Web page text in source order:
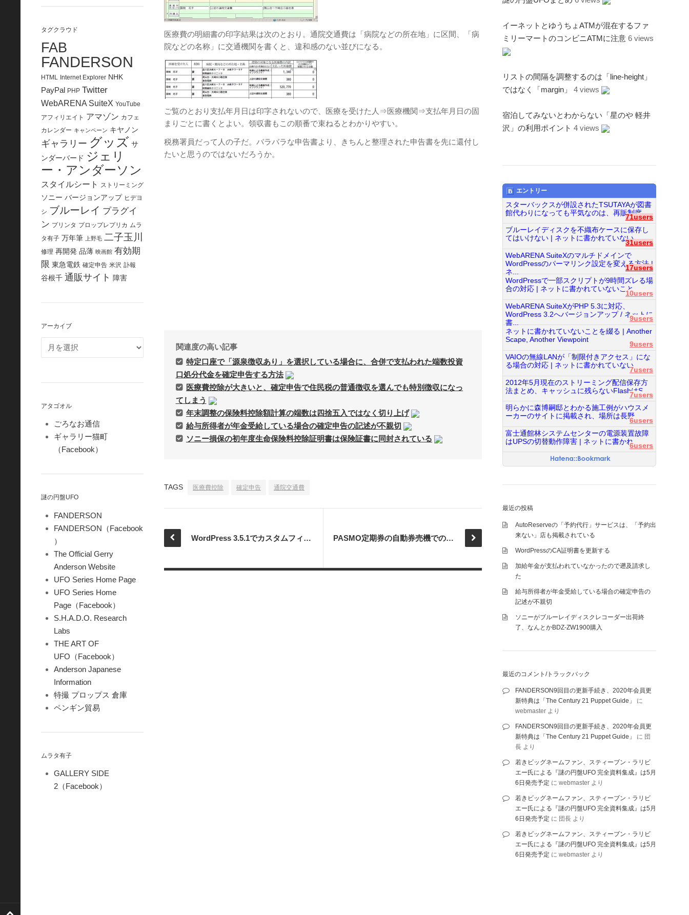
タグクラウド
FAB
FANDERSON
HTML Internet Explorer NHK
PayPal PHP Twitter
WebARENA SuiteX YouTube
アフィリエイト アマゾン カフェ
カレンダー キャンペーン キヤノン
ギャラリー グッズ サ
ンダーバード ジェリ
ー・アンダーソン
スタイルシート ストリーミング
ソニー バージョンアップ ヒデヨ
シ ブルーレイ プラグイ
ン プリンタ プロップレプリカ ムラ
タ有子 万年筆 上野毛 二子玉川
修理 再開発 品薄 映画館 有効期
限 東急電鉄 確定申告 米沢 訃報
谷根千 通販サイト 障害
アーカイブ
アタゴオル
ごろなお通信
ギャラリー猫町
（Facebook）
謎の円盤UFO
FANDERSON
FANDERSON（Facebook
）
The Official Gerry
Anderson Website
UFO Series Home Page
UFO Series Home
Page（Facebook）
S.H.A.D.O. Research
Labs
THE ART OF
UFO（Facebook）
Anderson Japanese
Information
特撮 プロップス 倉庫
ペンギン貿易
ムラタ有子
GALLERY SIDE
2（Facebook）
医療費の明細書の印字結果は次のとおり。通院交通費は「病院などの所在地」に区間、「病
院などの名称」に交通機関を書くと、違和感のない並びになる。
ご覧のとおり支払年月日は印字されないので、医療を受けた人⇒医療機関⇒支払年月日の固
まりごとに書くとよい。領収書もこの順番で束ねるとわかりやすい。
税務署員だって人の子だ。バラバラな申告書より、きちんと整理された申告書を先に還付し
たいと思うのではないだろうか。
関連度の高い記事
特定口座で「源泉徴収あり」を選択している場合に、合併で支払われた端数投資
口処分代金を確定申告する方法
医療費控除が大きいと、確定申告で住民税の普通徴収を選んでも特別徴収になっ
てしまう
年末調整の保険料控除額計算の端数は四捨五入ではなく切り上げ
給与所得者が年金受給している場合の確定申告の記述が不親切
ソニー損保の初年度生命保険料控除証明書は保険証書に同封されている
TAGS 医療費控除 確定申告 通院交通費
WordPress 3.5.1でカスタムフィールドが表示されず、プレビューが機能しない現象 PASMO定期券の自動券売機での継続は、購入した事業者でしか出来ない
イーネットとゆうちょATMが混在するファ
ミリーマートのコンビニATMに注意 6 views
リストの間隔を調整するのは「line-height」
ではなく「margin」
4 views
宿泊してみないとわからない「星のや 軽井
沢」の利用ポイント 4 views
エントリー
スターバックスが併設されたTSUTAYAが図書
館代わりになっても平気なのは、再販制度...
71users
ブルーレイディスクを不織布ケースに保存し
てはいけない | ネットに書かれていない...
31users
WebARENA SuiteXのマルチドメインで
WordPressのパーマリンク設定を変える方法 |
ネ...
17users
WordPressで一部スクリプトが9時間ズレる場
合の対応 | ネットに書かれていないこと...
10users
WebARENA SuiteXがPHP 5.3に対応、
WordPress 3.2へバージョンアップ / ネットに
書...
9users
ネットに書かれていないことを綴る | Another
Scape, Another Viewpoint
9users
VAIOの無線LANが「制限付きアクセス」にな
る場合の対応 | ネットに書かれていない...
7users
2012年5月現在のストリーミング配信保存方
法まとめ、キャッシュに残らないFlashはS...
7users
明らかに森博嗣邸とわかる施工例がハウスメ
ーカーのサイトに掲載され、場所は長野...
6users
富士通館林システムセンターの電源装置故障
はUPSの切替動作障害 | ネットに書かれ...
6users
最近の投稿
AutoReserveの「予約代行」サービスは、「予約出
来ない」店も掲載されている
WordPressのCA証明書を更新する
加給年金が支払われていなかったので遡及請求し
た
給与所得者が年金受給している場合の確定申告の
記述が不親切
ソニーがブルーレイディスクレコーダー出荷終
了、なんとかBDZ-ZW1900購入
最近のコメント/トラックバック
FANDERSON9回目の更新手続き、2020年会員更
新特典は「The Century 21 Puppet Guide」
に
webmaster より
FANDERSON9回目の更新手続き、2020年会員更
新特典は「The Century 21 Puppet Guide」
に 団
長 より
若きビッグネームファン、スティーブン・ラリビ
エー氏による『謎の円盤UFO 完全資料集成』は5月
6日発売予定 に webmaster より
若きビッグネームファン、スティーブン・ラリビ
エー氏による『謎の円盤UFO 完全資料集成』は5月
6日発売予定 に 団長 より
若きビッグネームファン、スティーブン・ラリビ
エー氏による『謎の円盤UFO 完全資料集成』は5月
6日発売予定 に webmaster より